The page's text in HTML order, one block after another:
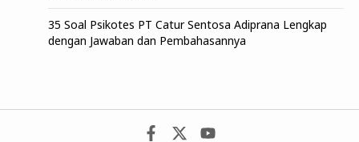
35 Soal Psikotes PT Catur Sentosa Adiprana Lengkap
dengan Jawaban dan Pembahasannya